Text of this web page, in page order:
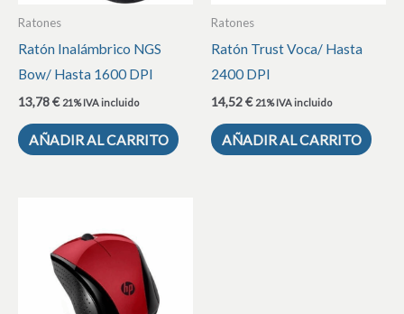
Ratones
Ratón Inalámbrico NGS
Bow/ Hasta 1600 DPI
13,78€ 21% IVA incluido
AÑADIR AL CARRITO
Ratones
Ratón Trust Voca/ Hasta
2400 DPI
14,52€ 21% IVA incluido
AÑADIR AL CARRITO